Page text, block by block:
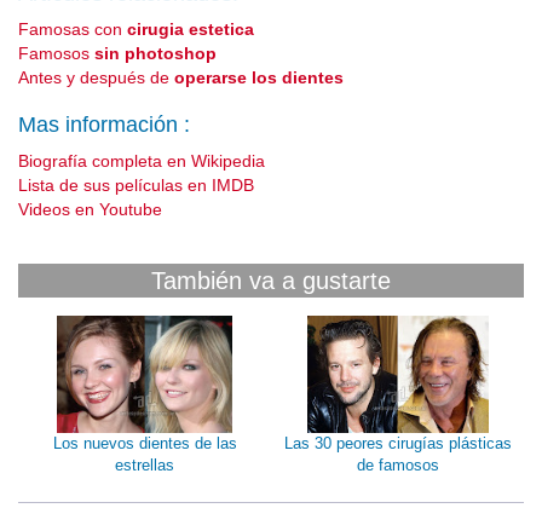
Famosas con cirugia estetica
Famosos sin photoshop
Antes y después de operarse los dientes
Mas información :
Biografía completa en Wikipedia
Lista de sus películas en IMDB
Videos en Youtube
También va a gustarte
Los nuevos dientes de las
estrellas
Las 30 peores cirugías plásticas
de famosos